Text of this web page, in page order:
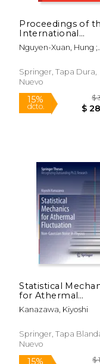
Proceedings of
International
Conference on
Advances in
Mechanics 2017:
Acome 2017, 2 to 4
Quoc Island,
(en Inglés)
Nguyen-Xuan, Hung ;
Rabczuk, Timon
Springer, Tapa Dura,
Nuevo
15%
dcto. $
Statistical
for Athermal
Fluctuation: Non-
Gaussian Noise in
Kanazawa, Kiyoshi
Springer, Tapa
Nuevo